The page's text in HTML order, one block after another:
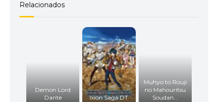
Relacionados
Demon Lord
Dante
Ixion Saga DT
Muhyo to Rouji
no Mahouritsu
Soudan...